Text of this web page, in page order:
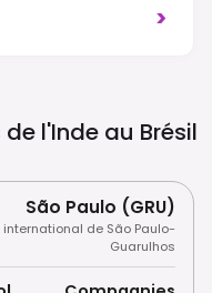
>
l'Inde au Brésil
São Paulo (GRU)
international de São Paulo-
Guarulhos